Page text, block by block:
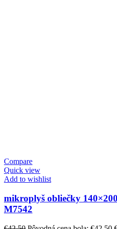
Compare
Quick view
Add to wishlist
mikroplyš obliečky
M7542